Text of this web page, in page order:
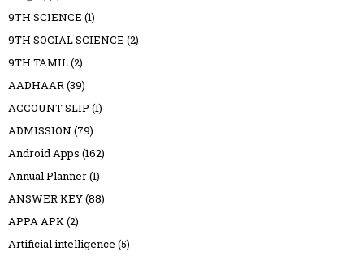
9TH SCIENCE (1)
9TH SOCIAL SCIENCE (2)
9TH TAMIL(2)
AADHAAR(39)
ACCOUNT SLIP (1)
ADMISSION (79)
Android Apps (162)
Annual Planner(1)
ANSWER KEY(88)
APPA APK(2)
Artificial intelligence (5)